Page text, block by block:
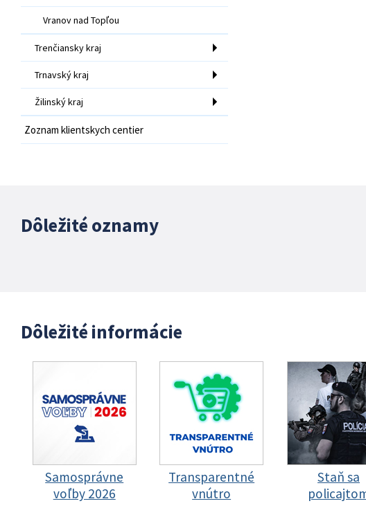
Vranov nad Topľou
Trenčiansky kraj
Trnavský kraj
Žilinský kraj
Zoznam klientskych centier
Dôležité oznamy
Dôležité informácie
Samosprávne
voľby 2026
Transparentné
vnútro
Staň sa